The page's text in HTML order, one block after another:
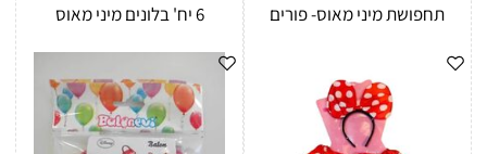
תחפושת מיני מאוס- פורים 6 יח' בלונים מיני מאוס